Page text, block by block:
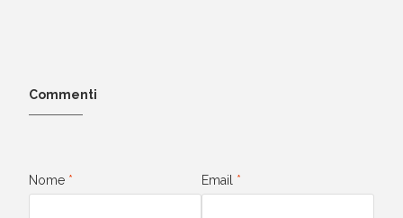
Commenti
Nome * Email *